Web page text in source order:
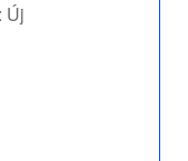
Új